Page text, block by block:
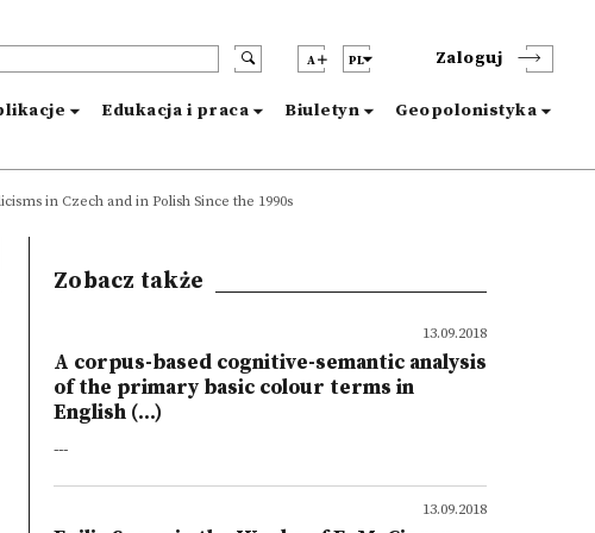
A PL Zaloguj
Edukacja i praca Biuletyn Geopolonistyka
in Czech and in Polish Since the 1990s
Zobacz także
13.09.2018
A corpus-based cognitive-semantic analysis
of the primary basic colour terms in
English (...)
---
13.09.2018